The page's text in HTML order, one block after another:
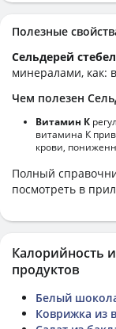
Полезные
Сельдерей
минералами, как:
Чем полезен
Витамин К
витамина К
крови,
Полный
посмотреть в
Калорийность
продуктов
Белый
Коврижка из